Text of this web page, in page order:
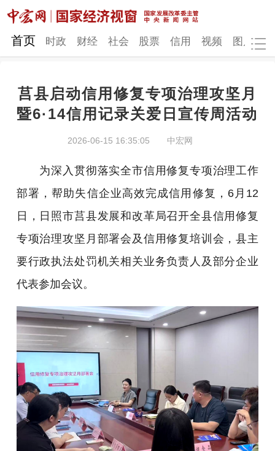
网站地图
时政 财经 社会 股票
图片
地方发展
首页 时政 财经 社会 股票 信用 视频 图片
莒县启动信用修复专项治理攻坚月
暨6·14信用记录关爱日宣传周活动
2026-06-15 16:35:05 中宏网
为深入贯彻落实全市信用修复专项治理工作
部署，帮助失信企业高效完成信用修复，6月12
日，日照市莒县发展和改革局召开全县信用修复
专项治理攻坚月部署会及信用修复培训会，县主
要行政执法处罚机关相关业务负责人及部分企业
代表参加会议。